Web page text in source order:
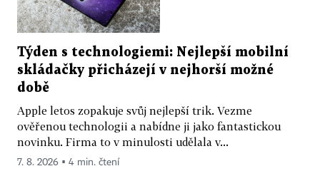
Týden s technologiemi: Nejlepší mobilní
skládačky přicházejí v nejhorší možné
době
Apple letos zopakuje svůj nejlepší trik. Vezme
ověřenou technologii a nabídne ji jako fantastickou
novinku. Firma to v minulosti udělala v...
7. 8. 2026 ▪ 4 min. čtení